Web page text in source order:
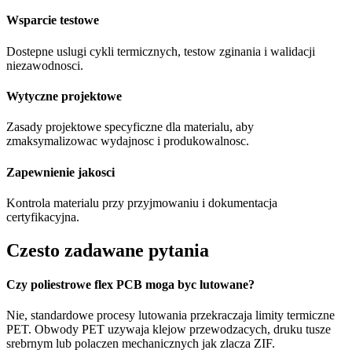
Wsparcie testowe
Dostepne uslugi cykli termicznych, testow zginania i walidacji
niezawodnosci.
Wytyczne projektowe
Zasady projektowe specyficzne dla materialu, aby
zmaksymalizowac wydajnosc i produkowalnosc.
Zapewnienie jakosci
Kontrola materialu przy przyjmowaniu i dokumentacja
certyfikacyjna.
Czesto zadawane pytania
Czy poliestrowe flex PCB moga byc lutowane?
Nie, standardowe procesy lutowania przekraczaja limity termiczne
PET. Obwody PET uzywaja klejow przewodzacych, druku tusze
srebrnym lub polaczen mechanicznych jak zlacza ZIF.